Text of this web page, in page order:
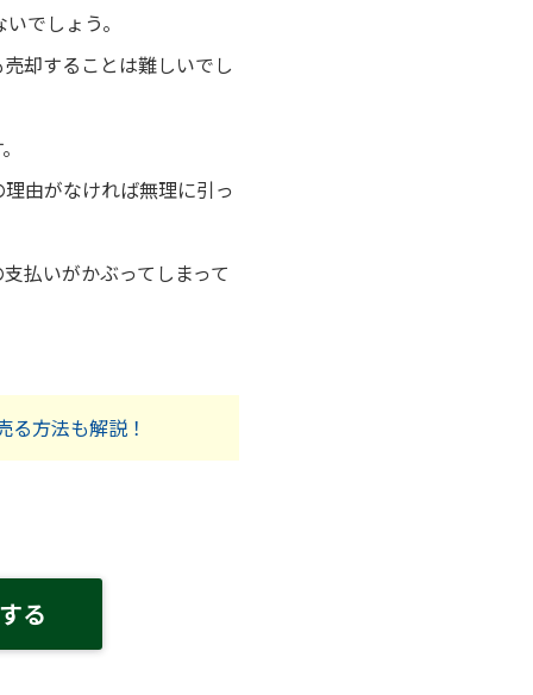
でしょう。
却することは難しいでし
由がなければ無理に引っ
払いがかぶってしまって
方法も解説！
る